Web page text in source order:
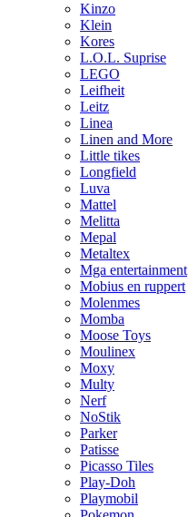
Kinzo
Klein
Kores
L.O.L. Suprise
LEGO
Leifheit
Leitz
Linea
Linen and More
Little tikes
Longfield
Luva
Mattel
Melitta
Mepal
Metaltex
Mga entertainment
Mobius en ruppert
Molenmes
Momba
Moose Toys
Moulinex
Moxy
Multy
Nerf
NoStik
Parker
Patisse
Picasso Tiles
Play-Doh
Playmobil